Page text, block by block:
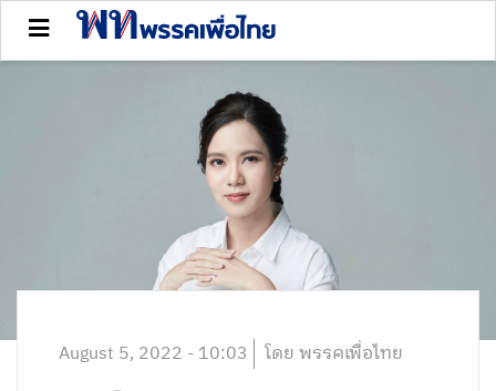
August 5, 2022 - 10:03 โดย พรรคเพื่อไทย